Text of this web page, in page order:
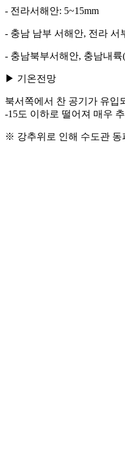
- 전라서해안: 5~15mm
- 충남 남부 서해안, 전라 서
- 충남북부서해안, 충남내륙
▶ 기온전망
북서쪽에서 찬 공기가 유입
-15도 이하로 떨어져 매우
※ 강추위로 인해 수도관 동